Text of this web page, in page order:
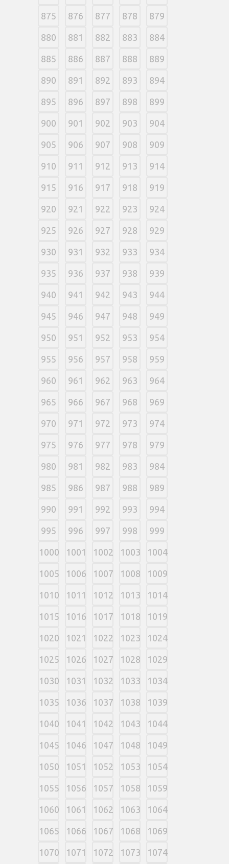
875 876 877 878 879
880 881 882 883 884
885 886 887 888 889
890 891 892 893 894
895 896 897 898 899
900 901 902 903 904
905 906 907 908 909
910 911 912 913 914
915 916 917 918 919
920 921 922 923 924
925 926 927 928 929
930 931 932 933 934
935 936 937 938 939
940 941 942 943 944
945 946 947 948 949
950 951 952 953 954
955 956 957 958 959
960 961 962 963 964
965 966 967 968 969
970 971 972 973 974
975 976 977 978 979
980 981 982 983 984
985 986 987 988 989
990 991 992 993 994
995 996 997 998 999
1000 1001 1002 1003 1004
1005 1006 1007 1008 1009
1010 1011 1012 1013 1014
1015 1016 1017 1018 1019
1020 1021 1022 1023 1024
1025 1026 1027 1028 1029
1030 1031 1032 1033 1034
1035 1036 1037 1038 1039
1040 1041 1042 1043 1044
1045 1046 1047 1048 1049
1050 1051 1052 1053 1054
1055 1056 1057 1058 1059
1060 1061 1062 1063 1064
1065 1066 1067 1068 1069
1070 1071 1072 1073 1074